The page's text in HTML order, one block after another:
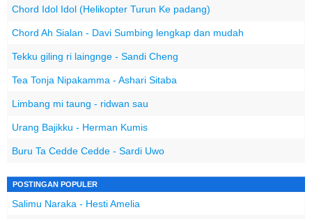
Chord Idol Idol (Helikopter Turun Ke padang)
Chord Ah Sialan - Davi Sumbing lengkap dan mudah
Tekku giling ri laingnge - Sandi Cheng
Tea Tonja Nipakamma - Ashari Sitaba
Limbang mi taung - ridwan sau
Urang Bajikku - Herman Kumis
Buru Ta Cedde Cedde - Sardi Uwo
POSTINGAN POPULER
Salimu Naraka - Hesti Amelia